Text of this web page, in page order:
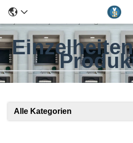
Alle Kategorien